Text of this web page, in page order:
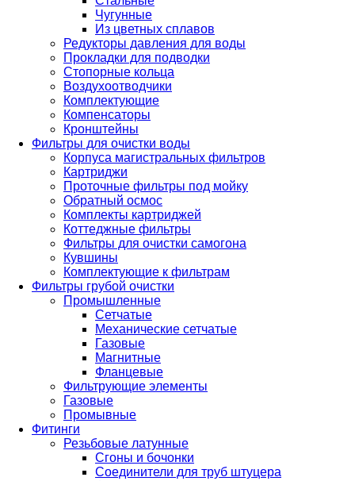
Чугунные
Из цветных сплавов
Редукторы давления для воды
Прокладки для подводки
Стопорные кольца
Воздухоотводчики
Комплектующие
Компенсаторы
Кронштейны
Фильтры для очистки воды
Корпуса магистральных фильтров
Картриджи
Проточные фильтры под мойку
Обратный осмос
Комплекты картриджей
Коттеджные фильтры
Фильтры для очистки самогона
Кувшины
Комплектующие к фильтрам
Фильтры грубой очистки
Промышленные
Сетчатые
Механические сетчатые
Газовые
Магнитные
Фланцевые
Фильтрующие элементы
Газовые
Промывные
Фитинги
Резьбовые латунные
Сгоны и бочонки
Соединители для труб штуцера